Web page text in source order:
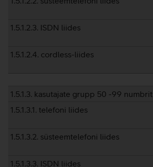
1.5.1.2.3. ISDN liides
1.5.1.2.4. cordless-liides
1.5.1.3. kasutajate grupp 50 -99 numbrit
1.5.1.3.1. telefoni liides
1.5.1.3.2. süsteemtelefoni liides
1.5.1.3.3. ISDN liides